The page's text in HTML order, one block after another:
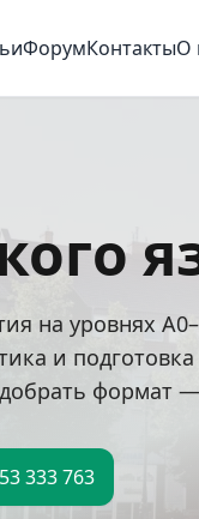
ФорумКонтактыО
на уровнях
и
формат
333 763